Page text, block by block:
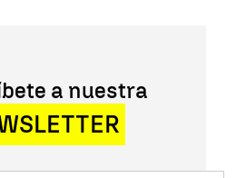
a nuestra